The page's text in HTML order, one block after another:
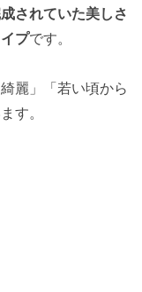
されていた美しさ
プです。
麗」「若い頃から
す。